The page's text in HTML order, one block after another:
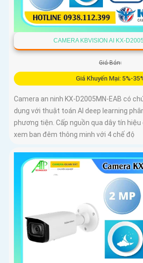
CAMERA KBVISION AI KX-
Giá Bán:
Giá Khuyến Mại: 5%-
Camera an ninh KX-D2005MN-EAB có
dụng với thuật toán AI deep learning
phương tiện. Cấp nguồn qua dây tín
xem ban đêm thông minh với 4 chế độ